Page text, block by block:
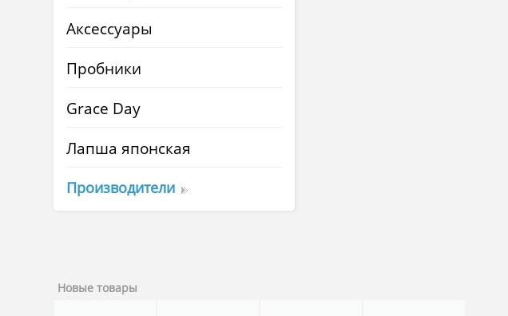
Аксессуары
Пробники
Grace Day
Лапша японская
Производители
Новые товары